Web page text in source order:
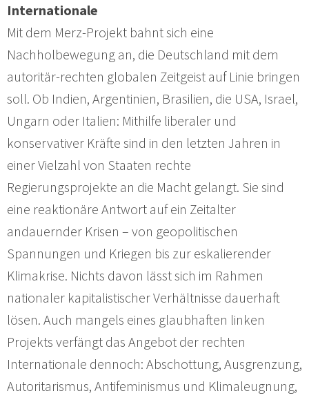
Internationale
Mit dem Merz-Projekt bahnt sich eine
Nachholbewegung an, die Deutschland mit dem
autoritär-rechten globalen Zeitgeist auf Linie bringen
soll. Ob Indien, Argentinien, Brasilien, die USA, Israel,
Ungarn oder Italien: Mithilfe liberaler und
konservativer Kräfte sind in den letzten Jahren in
einer Vielzahl von Staaten rechte
Regierungsprojekte an die Macht gelangt. Sie sind
eine reaktionäre Antwort auf ein Zeitalter
andauernder Krisen – von geopolitischen
Spannungen und Kriegen bis zur eskalierender
Klimakrise. Nichts davon lässt sich im Rahmen
nationaler kapitalistischer Verhältnisse dauerhaft
lösen. Auch mangels eines glaubhaften linken
Projekts verfängt das Angebot der rechten
Internationale dennoch: Abschottung, Ausgrenzung,
Autoritarismus, Antifeminismus und Klimaleugnung,